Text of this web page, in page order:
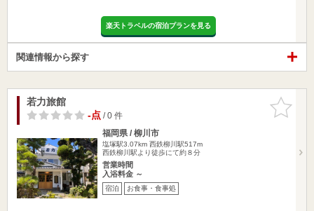
楽天トラベルの宿泊プランを見る
関連情報から探す
お気に入
りに追加
若力旅館
-点/ 0 件
福岡県 / 柳川市
塩塚駅3.07km 西鉄柳川駅517m
西鉄柳川駅より徒歩にて約８分
営業時間
入浴料金 ～
宿泊 お食事・食事処